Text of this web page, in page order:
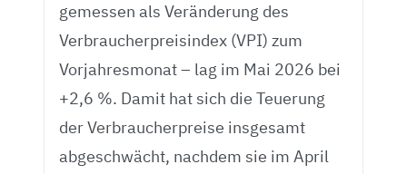
gemessen als Veränderung des
Verbraucherpreisindex (VPI) zum
Vorjahresmonat – lag im Mai 2026 bei
+2,6 %. Damit hat sich die Teuerung
der Verbraucherpreise insgesamt
abgeschwächt, nachdem sie im April